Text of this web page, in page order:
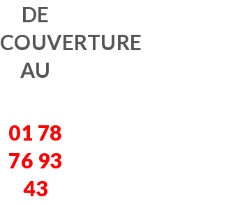
DE
COUVERTURE
AU
01 78
76 93
43